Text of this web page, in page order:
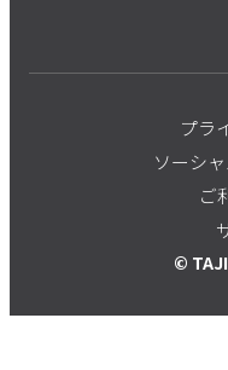
プラ
ソーシ
ご
©